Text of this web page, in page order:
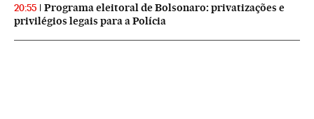
20:55
Programa eleitoral de Bolsonaro: privatizações e
privilégios legais para a Polícia